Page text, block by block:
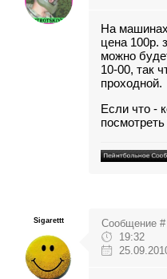
На
цена 100р.
можно
10-00, так
проходной.
Если что -
посмотреть
Sigarettt Сообщение #
19:32